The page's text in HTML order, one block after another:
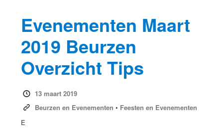
Evenementen Maart
2019 Beurzen
Overzicht Tips
13 maart 2019
Beurzen en Evenementen • Feesten en Evenementen
E